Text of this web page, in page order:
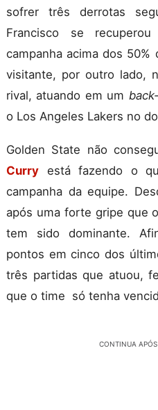
sofrer três derrotas
Francisco se
campanha acima dos
visitante, por outro lado,
rival, atuando em um
o Los Angeles Lakers no
Golden State não
Curry está fazendo o
campanha da equipe.
após uma forte gripe que
tem sido dominante.
pontos em cinco dos
três partidas que atuou,
que o time só tenha
CONTINUA